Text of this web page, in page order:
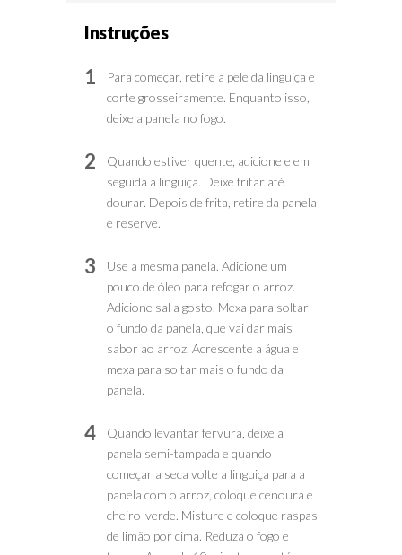
Instruções
1
Para começar, retire a pele da linguiça e
corte grosseiramente. Enquanto isso,
deixe a panela no fogo.
2
Quando estiver quente, adicione e em
seguida a linguiça. Deixe fritar até
dourar. Depois de frita, retire da panela
e reserve.
3
Use a mesma panela. Adicione um
pouco de óleo para refogar o arroz.
Adicione sal a gosto. Mexa para soltar
o fundo da panela, que vai dar mais
sabor ao arroz. Acrescente a água e
mexa para soltar mais o fundo da
panela.
4
Quando levantar fervura, deixe a
panela semi-tampada e quando
começar a seca volte a linguiça para a
panela com o arroz, coloque cenoura e
cheiro-verde. Misture e coloque raspas
de limão por cima. Reduza o fogo e